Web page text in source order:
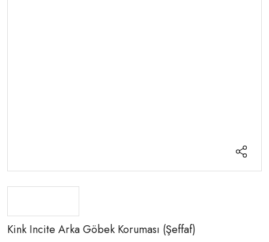
Kink Incite Arka Göbek Koruması (Şeffaf)